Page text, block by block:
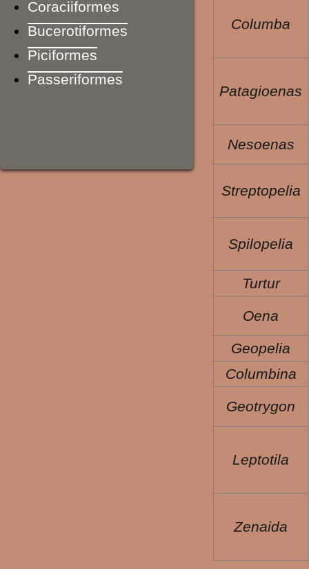
Coraciiformes
Bucerotiformes
Piciformes
Passeriformes
Columba
Patagioenas
Nesoenas
Streptopelia
Spilopelia
Turtur
Oena
Geopelia
Columbina
Geotrygon
Leptotila
Zenaida